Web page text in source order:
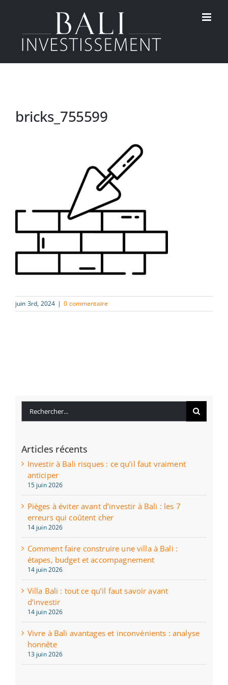
bricks_755599
juin 3rd, 2024 | 0 commentaire
Rechercher:
Articles récents
Investir à Bali risques : ce qu’il faut vraiment
anticiper
15 juin 2026
Pièges à éviter avant d’investir à Bali : les 7
erreurs qui coûtent cher
14 juin 2026
Comment faire construire une villa à Bali :
étapes, budget et accompagnement
14 juin 2026
Villa Bali : tout ce qu’il faut savoir avant
d’investir
14 juin 2026
Vivre à Bali avantages et inconvénients : analyse
honnête
13 juin 2026